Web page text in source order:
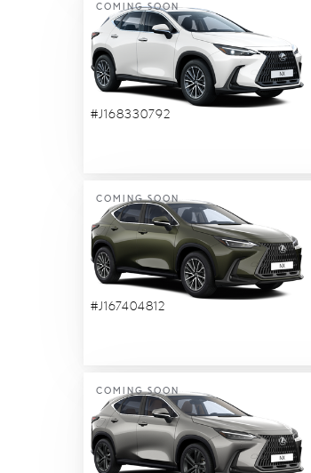
COMING SOON
#J168330792
COMING SOON
#J167404812
COMING SOON